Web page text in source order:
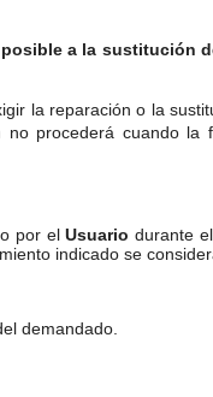
a la sustitución
la reparación o la
procederá cuando la
por elUsuario durante
indicado se
demandado.